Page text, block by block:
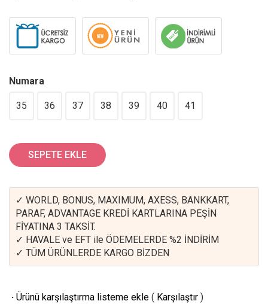
Numara
35 36 37 38 39 40 41
SEPETE EKLE
✓ WORLD, BONUS, MAXIMUM, AXESS, BANKKART,
PARAF, ADVANTAGE KREDİ KARTLARINA PEŞİN
FİYATINA 3 TAKSİT.
✓ HAVALE ve EFT ile ÖDEMELERDE %2 İNDİRİM
✓ TÜM ÜRÜNLERDE KARGO BİZDEN
· Ürünü karşılaştırma listeme ekle( Karşılaştır)